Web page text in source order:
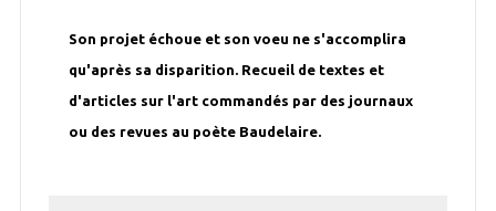
Son projet échoue et son voeu ne s'accomplira
qu'après sa disparition. Recueil de textes et
d'articles sur l'art commandés par des journaux
ou des revues au poète Baudelaire.